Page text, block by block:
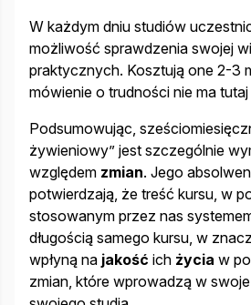
W każdym dniu studiów
możliwość sprawdzenia swojej
praktycznych. Kosztują one 2-3
mówienie o trudności nie ma tutaj
Podsumowując,
żywieniowy” jest szczególnie
względem zmian. Jego
potwierdzają, że treść kursu, w
stosowanym przez nas
długością samego kursu, w
wpłyną na jakość ich życia w
zmian, które wprowadzą w